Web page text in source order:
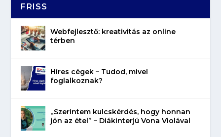
FRISS
Webfejlesztő: kreativitás az online
térben
Híres cégek – Tudod, mivel
foglalkoznak?
„Szerintem kulcskérdés, hogy honnan
jön az étel” – Diákinterjú Vona Violával